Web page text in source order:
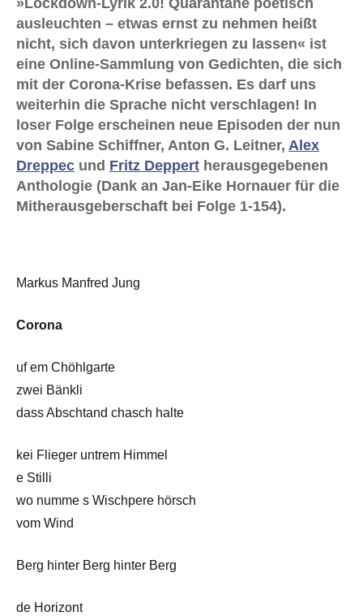
»Lockdown-Lyrik 2.0! Quarantäne poetisch
ausleuchten – etwas ernst zu nehmen heißt
nicht, sich davon unterkriegen zu lassen« ist
eine Online-Sammlung von Gedichten, die sich
mit der Corona-Krise befassen. Es darf uns
weiterhin die Sprache nicht verschlagen! In
loser Folge erscheinen neue Episoden der nun
von Sabine Schiffner, Anton G. Leitner, Alex
Dreppec und Fritz Deppert herausgegebenen
Anthologie (Dank an Jan-Eike Hornauer für die
Mitherausgeberschaft bei Folge 1-154).
Markus Manfred Jung
Corona
uf em Chöhlgarte
zwei Bänkli
dass Abschtand chasch halte
kei Flieger untrem Himmel
e Stilli
wo numme s Wischpere hörsch
vom Wind
Berg hinter Berg hinter Berg
de Horizont